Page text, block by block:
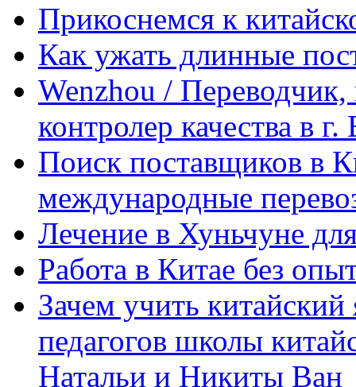
Прикоснемся к
Как ужать длинные
Wenzhou / Переводчик,
контролер качества в
Поиск поставщиков в
международные
Лечение в Хуньчуне
Работа в Китае без
Зачем учить
педагогов школы
Натальи и Никиты Ван